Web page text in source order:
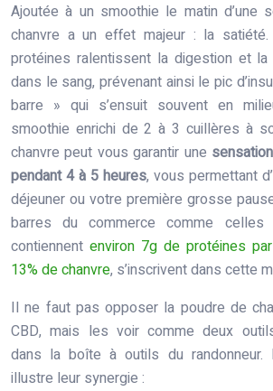
Ajoutée à un smoothie le matin d’une
chanvre a un effet majeur : la
protéines ralentissent la digestion et la
dans le sang, prévenant ainsi le pic
barre » qui s’ensuit souvent en
smoothie enrichi de 2 à 3 cuillères à
chanvre peut vous garantir une
pendant 4 à 5 heures, vous permettant
déjeuner ou votre première grosse
barres du commerce comme celles
contiennent environ 7g de protéines
13% de chanvre, s’inscrivent dans cette
Il ne faut pas opposer la poudre de
CBD, mais les voir comme deux
dans la boîte à outils du randonneur.
illustre leur synergie :